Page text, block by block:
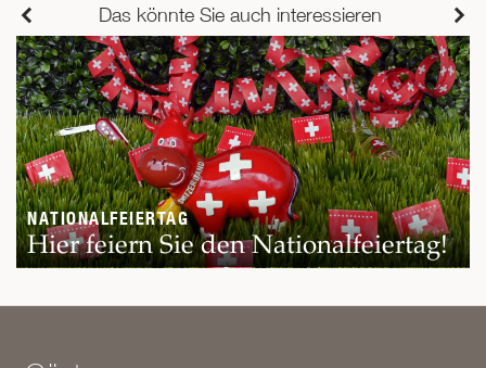
Das könnte Sie auch interessieren
NATIONALFEIERTAG
Hier feiern Sie den Nationalfeiertag!